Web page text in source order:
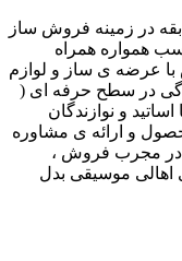
با بیش از 18 سال سابقه در زمینه فروش ساز
همواره همراه
عرضه ی ساز و لوازم
در سطح حرفه ای (
و نوازندگان
و ارائه ی مشاوره
مجرب فروش ،
اهالی موسیقی بدل